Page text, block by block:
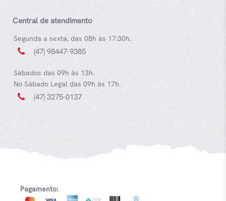
Central de atendimento
Segunda a sexta, das 08h às 17:30h.
(47) 98447-9385
Sábados das 09h às 13h.
No Sábado Legal das 09h às 17h.
(47) 3275-0137
Pagamento: